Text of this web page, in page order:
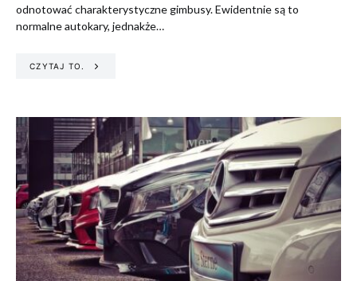
odnotować charakterystyczne gimbusy. Ewidentnie są to
normalne autokary, jednakże…
CZYTAJ TO.